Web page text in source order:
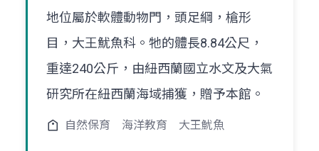
地位屬於軟體動物門，頭足綱，槍形
目，大王魷魚科。牠的體長8.84公尺，
重達240公斤，由紐西蘭國立水文及大氣
研究所在紐西蘭海域捕獲，贈予本館。
自然保育 海洋教育 大王魷魚